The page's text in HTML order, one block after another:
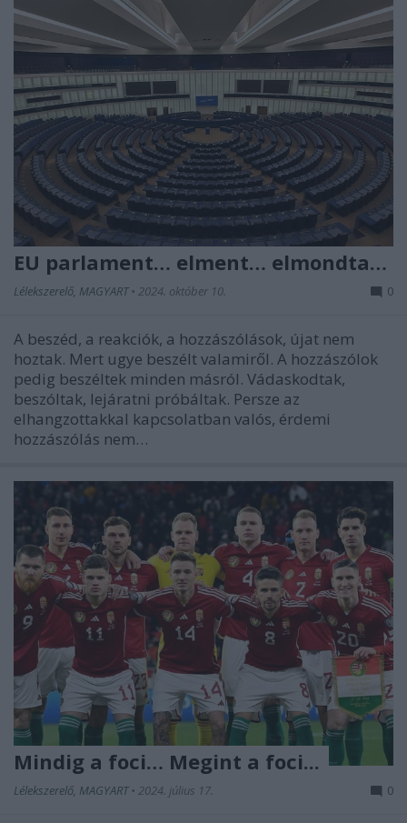
EU parlament… elment… elmondta…
Lélekszerelő, MAGYART • 2024. október 10. 0
A beszéd, a reakciók, a hozzászólások, újat nem
hoztak. Mert ugye beszélt valamiről. A hozzászólok
pedig beszéltek minden másról. Vádaskodtak,
beszóltak, lejáratni próbáltak. Persze az
elhangzottakkal kapcsolatban valós, érdemi
hozzászólás nem…
Mindig a foci… Megint a foci...
Lélekszerelő, MAGYART • 2024. július 17. 0